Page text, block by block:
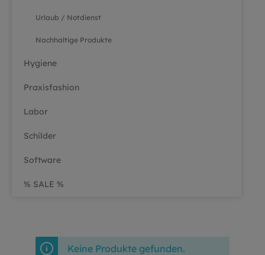
Urlaub / Notdienst
Nachhaltige Produkte
Hygiene
Praxisfashion
Labor
Schilder
Software
% SALE %
Keine Produkte gefunden.